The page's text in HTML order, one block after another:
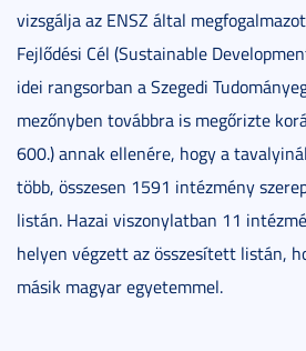
vizsgálja az ENSZ által
Fejlődési Cél (Sustainable
idei rangsorban a Szegedi
mezőnyben továbbra is megőrizte
600.) annak ellenére, hogy a
több, összesen 1591 intézmény
listán. Hazai viszonylatban 11
helyen végzett az összesített listán,
másik magyar egyetemmel.